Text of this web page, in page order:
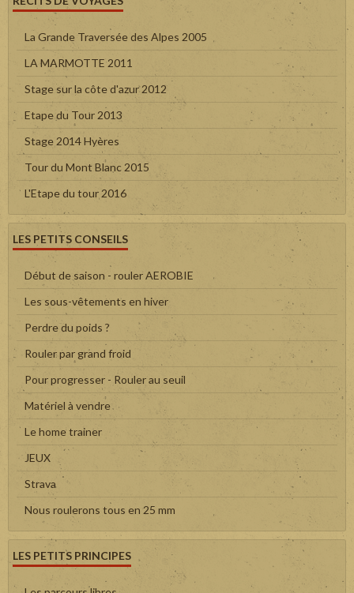
La Grande Traversée des Alpes 2005
LA MARMOTTE 2011
Stage sur la côte d'azur 2012
Etape du Tour 2013
Stage 2014 Hyères
Tour du Mont Blanc 2015
L'Etape du tour 2016
LES PETITS CONSEILS
Début de saison - rouler AEROBIE
Les sous-vêtements en hiver
Perdre du poids ?
Rouler par grand froid
Pour progresser - Rouler au seuil
Matériel à vendre
Le home trainer
JEUX
Strava
Nous roulerons tous en 25 mm
LES PETITS PRINCIPES